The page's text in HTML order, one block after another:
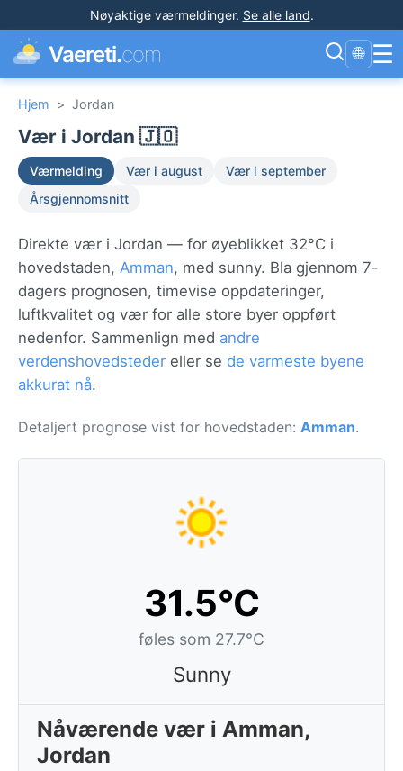
Nøyaktige værmeldinger. Se alle land.
Vaereti.com 🌐 ☰
Hjem > Jordan
Vær i Jordan 🇯🇴
Værmelding Vær i august
Vær i september
Årsgjennomsnitt
Direkte vær i Jordan — for øyeblikket 32°C i
hovedstaden, Amman, med sunny. Bla gjennom 7-
dagers prognosen, timevise oppdateringer,
luftkvalitet og vær for alle store byer oppført
nedenfor. Sammenlign med andre
verdenshovedsteder eller se de varmeste byene
akkurat nå.
Detaljert prognose vist for hovedstaden: Amman.
31.5°C
føles som 27.7°C
Sunny
Nåværende vær i Amman,
Jordan